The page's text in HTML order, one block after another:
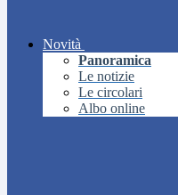
Novità
Panoramica
Le notizie
Le circolari
Albo online